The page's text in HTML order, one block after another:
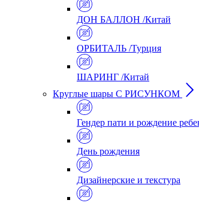
ДОН БАЛЛОН /Китай
ОРБИТАЛЬ /Турция
ШАРИНГ /Китай
Круглые шары С РИСУНКОМ
Гендер пати и рождение
День рождения
Дизайнерские и текстура